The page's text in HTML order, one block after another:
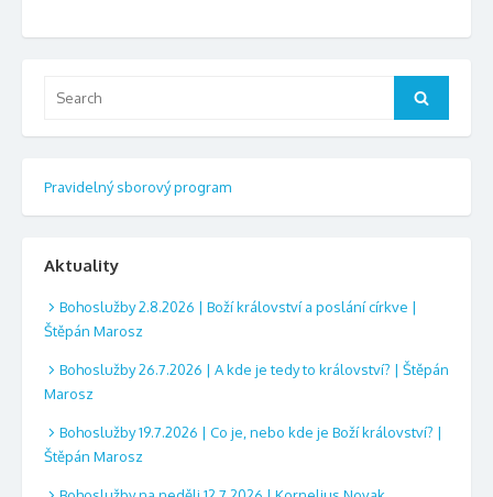
Search
Pravidelný sborový program
Aktuality
Bohoslužby 2.8.2026 | Boží království a poslání církve |
Štěpán Marosz
Bohoslužby 26.7.2026 | A kde je tedy to království? | Štěpán
Marosz
Bohoslužby 19.7.2026 | Co je, nebo kde je Boží království? |
Štěpán Marosz